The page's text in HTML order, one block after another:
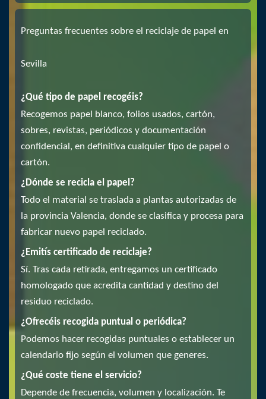
Preguntas frecuentes sobre el reciclaje de papel en
Sevilla
¿Qué tipo de papel recogéis?
Recogemos papel blanco, folios usados, cartón,
sobres, revistas, periódicos y documentación
confidencial, en definitiva cualquier tipo de papel o
cartón.
¿Dónde se recicla el papel?
Todo el material se traslada a plantas autorizadas de
la provincia Valencia, donde se clasifica y procesa para
fabricar nuevo papel reciclado.
¿Emitís certificado de reciclaje?
Sí. Tras cada retirada, entregamos un certificado
homologado que acredita cantidad y destino del
residuo reciclado.
¿Ofrecéis recogida puntual o periódica?
Podemos hacer recogidas puntuales o establecer un
calendario fijo según el volumen que generes.
¿Qué coste tiene el servicio?
Depende de frecuencia, volumen y localización. Te